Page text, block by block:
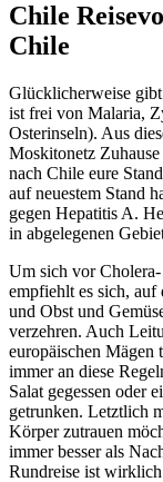
Chile
Chile
Glücklicherweise
ist frei von Malaria,
Osterinseln). Aus
Moskitonetz
nach Chile eure
auf neuestem Stand
gegen Hepatitis A.
in abgelegenen
Um sich vor
empfiehlt es sich, auf
und Obst und
verzehren. Auch
europäischen Mägen
immer an diese
Salat gegessen oder
getrunken. Letztlich
Körper zutrauen
immer besser als
Rundreise ist